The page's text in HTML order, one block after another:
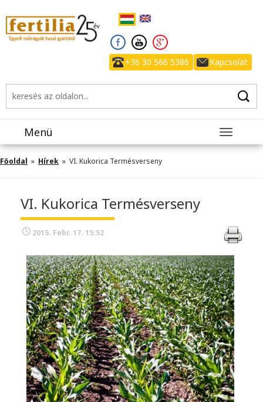
+36 30 566 5386 Kapcsolat
Toggle
Menü
Főoldal » Hírek » VI. Kukorica Termésverseny
VI. Kukorica Termésverseny
2015. Febr. 17. 15:52